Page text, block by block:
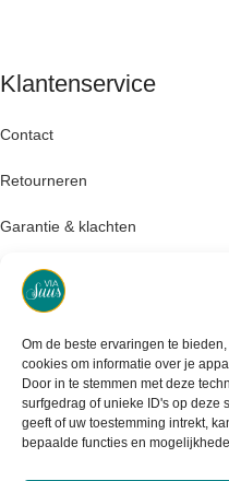
Om de beste ervaringen te
cookies om informatie over je
Door in te stemmen met deze
surfgedrag of unieke ID's op deze
geeft of uw toestemming intrekt,
bepaalde functies en
Klantenservice
Contact
Retourneren
Garantie & klachten
Levertijd & verzendkosten